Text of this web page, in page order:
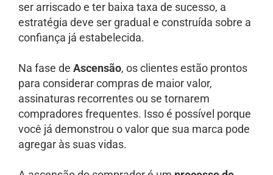
ser arriscado e ter baixa taxa de sucesso, a
estratégia deve ser gradual e construída sobre a
confiança já estabelecida.
Na fase de Ascensão, os clientes estão prontos
para considerar compras de maior valor,
assinaturas recorrentes ou se tornarem
compradores frequentes. Isso é possível porque
você já demonstrou o valor que sua marca pode
agregar às suas vidas.